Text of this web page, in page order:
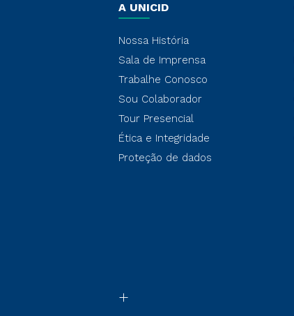
A UNICID
Nossa História
Sala de Imprensa
Trabalhe Conosco
Sou Colaborador
Tour Presencial
Ética e Integridade
Proteção de dados